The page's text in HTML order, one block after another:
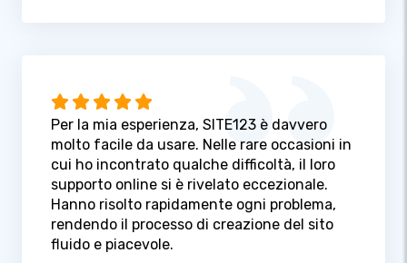
Per la mia esperienza, SITE123 è davvero
molto facile da usare. Nelle rare occasioni in
cui ho incontrato qualche difficoltà, il loro
supporto online si è rivelato eccezionale.
Hanno risolto rapidamente ogni problema,
rendendo il processo di creazione del sito
fluido e piacevole.